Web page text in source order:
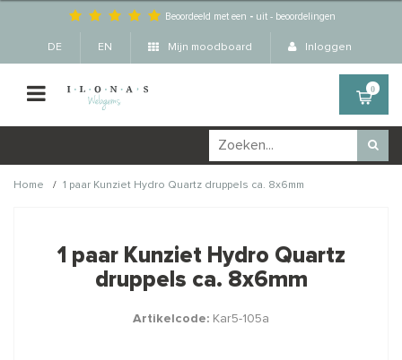
Beoordeeld met een - uit -beoordelingen
DE EN Mijn moodboard Inloggen
0
Home / 1 paar Kunziet Hydro Quartz druppels ca. 8x6mm
producten ook interessant
voor je?
1 paar Kunziet Hydro Quartz
druppels ca. 8x6mm
Artikelcode: Kar5-105a